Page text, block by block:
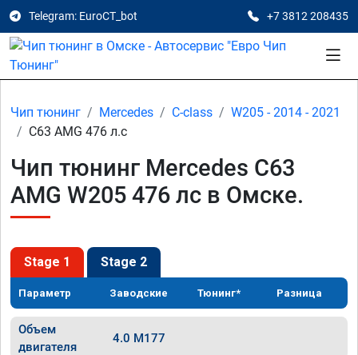
Telegram: EuroCT_bot +7 3812 208435
Чип тюнинг Mercedes C-class
W205 - 2014 - 2021
C63 AMG 476 л.с
Чип тюнинг Mercedes C63
AMG W205 476 лс в Омске.
Stage 1 Stage 2
Параметр Заводские Тюнинг* Разница
Объем
двигателя
4.0 M177